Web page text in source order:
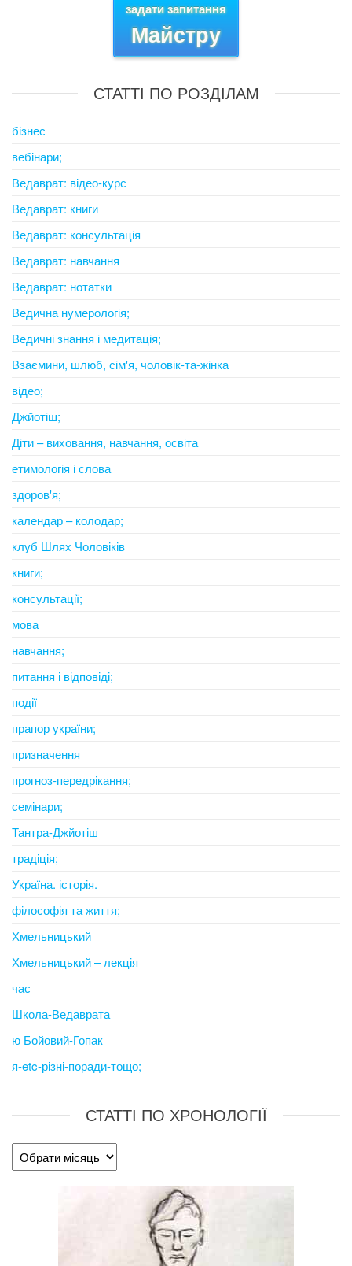
задати запитання
Майстру
СТАТТІ ПО РОЗДІЛАМ
бізнес
вебінари;
Ведаврат: відео-курс
Ведаврат: книги
Ведаврат: консультація
Ведаврат: навчання
Ведаврат: нотатки
Ведична нумерологія;
Ведичні знання і медитація;
Взаємини, шлюб, сім'я, чоловік-та-жінка
відео;
Джйотіш;
Діти – виховання, навчання, освіта
етимологія і слова
здоров'я;
календар – колодар;
клуб Шлях Чоловіків
книги;
консультації;
мова
навчання;
питання і відповіді;
події
прапор україни;
призначення
прогноз-передрікання;
семінари;
Тантра-Джйотіш
традіція;
Україна. історія.
філософія та життя;
Хмельницький
Хмельницький – лекція
час
Школа-Ведаврата
ю Бойовий-Гопак
я-etc-різні-поради-тощо;
СТАТТІ ПО ХРОНОЛОГІЇ
Статті
по